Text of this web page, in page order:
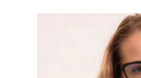
Bluze unisex cu imprimeuri